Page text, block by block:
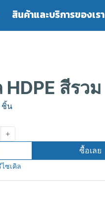
สินค้าและบริการของเรา
HDPE สีรวม
ชิ้น
ซื้อเลย
ซเคิล